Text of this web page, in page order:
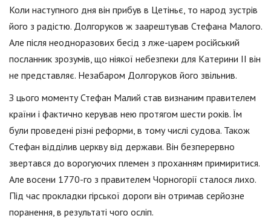
Коли наступного дня він прибув в Цетіньє, то народ зустрів
його з радістю. Долгоруков ж заарештував Стефана Малого.
Але після неодноразових бесід з лже-царем російський
посланник зрозумів, що ніякої небезпеки для Катерини II він
не представляє. Незабаром Долгоруков його звільнив.
З цього моменту Стефан Малий став визнаним правителем
країни і фактично керував нею протягом шести років. Їм
були проведені різні реформи, в тому числі судова. Також
Стефан відділив церкву від держави. Він безперервно
звертався до ворогуючих племен з проханням примиритися.
Але восени 1770-го з правителем Чорногорії сталося лихо.
Під час прокладки гірської дороги він отримав серйозне
поранення, в результаті чого осліп.